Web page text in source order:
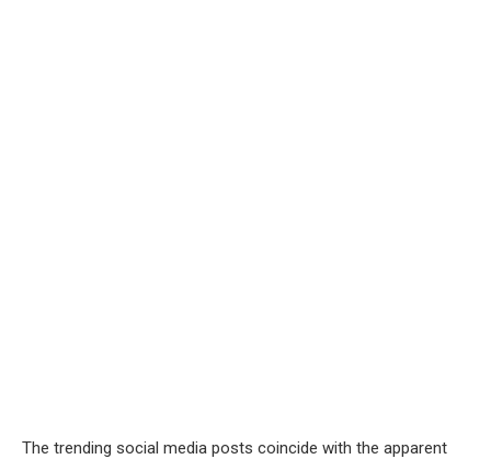
The trending social media posts coincide with the apparent